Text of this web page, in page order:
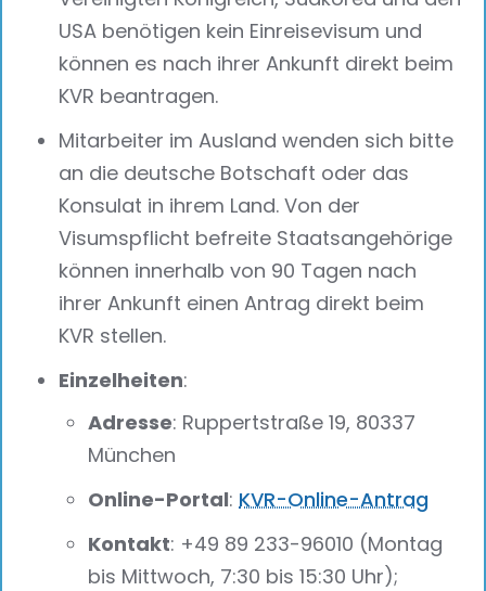
USA benötigen kein Einreisevisum und
können es nach ihrer Ankunft direkt beim
KVR beantragen.
Mitarbeiter im Ausland wenden sich bitte
an die deutsche Botschaft oder das
Konsulat in ihrem Land. Von der
Visumspflicht befreite Staatsangehörige
können innerhalb von 90 Tagen nach
ihrer Ankunft einen Antrag direkt beim
KVR stellen.
Einzelheiten:
Adresse: Ruppertstraße 19, 80337
München
Online-Portal:KVR-Online-Antrag
Kontakt: +49 89 233-96010 (Montag
bis Mittwoch, 7:30 bis 15:30 Uhr);